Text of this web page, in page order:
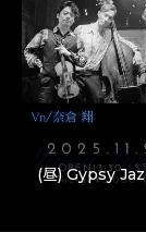
(昼) Gypsy